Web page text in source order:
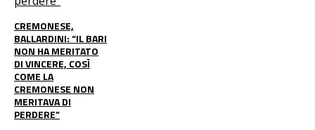
CREMONESE,
BALLARDINI: “IL BARI
NON HA MERITATO
DI VINCERE, COSÌ
COME LA
CREMONESE NON
MERITAVA DI
PERDERE”